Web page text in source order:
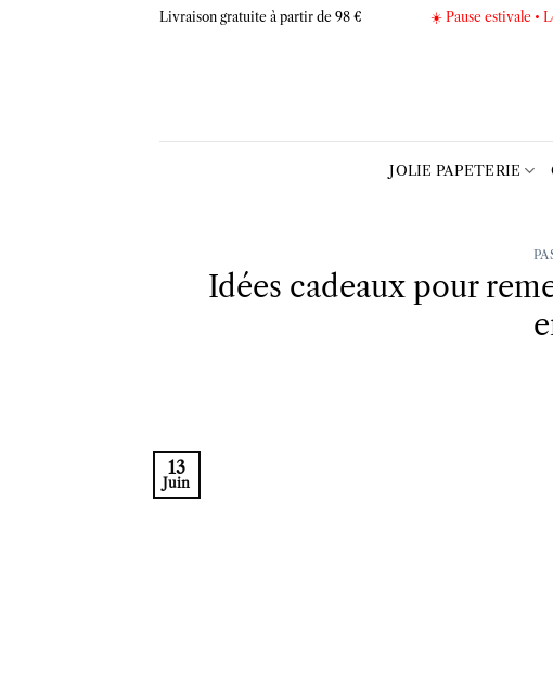
Livraison gratuite à partir de 98 € ☀️ Pause estivale •
JOLIE PAPETERIE
Idées cadeaux pour
13
Juin